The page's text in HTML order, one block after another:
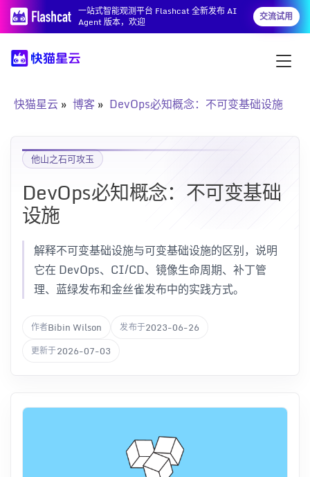
一站式智能观测平台 Flashcat 全新发布 AI
Agent 版本，欢迎
交流试用
快猫星云 博客 DevOps必知概念：不可变基础设施
他山之石可攻玉
DevOps必知概念：不可变基础
设施
解释不可变基础设施与可变基础设施的区别，说明
它在 DevOps、CI/CD、镜像生命周期、补丁管
理、蓝绿发布和金丝雀发布中的实践方式。
作者Bibin Wilson 发布于2023-06-26
更新于2026-07-03